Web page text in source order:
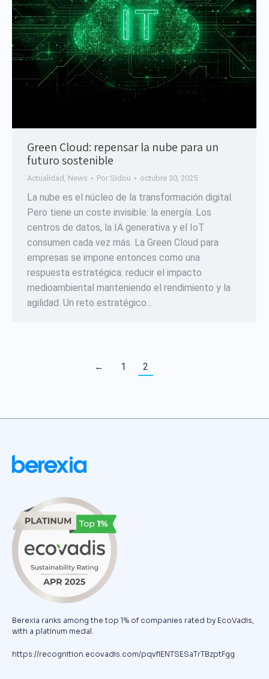
Green Cloud: repensar la nube para un
futuro sostenible
Actualidad News Por Sidou octubre 30, 2025
La nube es el núcleo de la transformación digital.
Pero tiene un coste invisible: la energía. Los
centros de datos, la IA generativa y el IoT
consumen cada vez más. La Green Cloud para
empresas se impone entonces como una
respuesta estratégica: reducir el impacto
medioambiental manteniendo el rendimiento y la
agilidad. Un reto estratégico…
← 1 2
Berexia ranks among the top 1% of companies rated by EcoVadis,
with a platinum medal.
https://recognition.ecovadis.com/pqvfIENTSESaTrTBzptFgg